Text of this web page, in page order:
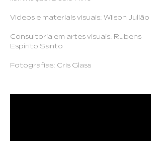
Videos e materiais visuais: Wilson Julião
Consultoria em artes visuais: Rubens
Espírito Santo
Fotografias: Cris Glass